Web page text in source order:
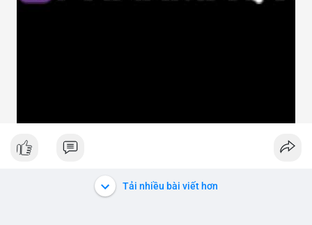
Tải nhiều bài viết hơn